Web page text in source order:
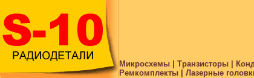
Микросхемы | Транзисторы |
Ремкомплекты | Лазерные